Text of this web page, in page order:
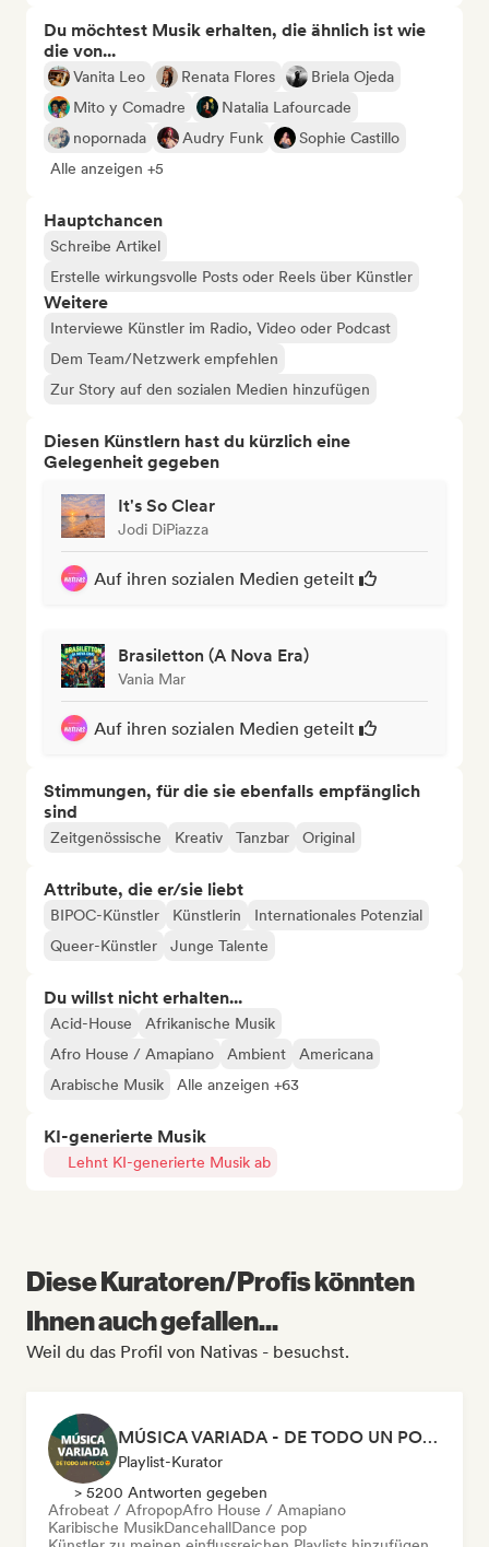
Du möchtest Musik erhalten, die ähnlich ist wie
die von...
Vanita Leo Renata Flores
Briela Ojeda
Mito y Comadre
Natalia Lafourcade
nopornada
Audry Funk
Sophie Castillo
Alle anzeigen +5
Hauptchancen
Schreibe Artikel
Erstelle wirkungsvolle Posts oder Reels über Künstler
Weitere
Interviewe Künstler im Radio, Video oder Podcast
Dem Team/Netzwerk empfehlen
Zur Story auf den sozialen Medien hinzufügen
Diesen Künstlern hast du kürzlich eine
Gelegenheit gegeben
It's So Clear
Jodi DiPiazza
Auf ihren sozialen Medien geteilt
Brasiletton (A Nova Era)
Vania Mar
Auf ihren sozialen Medien geteilt
Stimmungen, für die sie ebenfalls empfänglich
sind
Zeitgenössische Kreativ Tanzbar Original
Attribute, die er/sie liebt
BIPOC-Künstler Künstlerin
Internationales Potenzial
Queer-Künstler
Junge Talente
Du willst nicht erhalten...
Acid-House
Afrikanische Musik
Afro House / Amapiano
Ambient
Americana
Arabische Musik
Alle anzeigen +63
KI-generierte Musik
Lehnt KI-generierte Musik ab
Diese Kuratoren/Profis könnten
Ihnen auch gefallen...
Weil du das Profil von Nativas - besuchst.
MÚSICA VARIADA - DE TODO UN POCO
Playlist-Kurator
> 5200 Antworten gegeben
Afrobeat / AfropopAfro House / Amapiano
Karibische MusikDancehallDance pop